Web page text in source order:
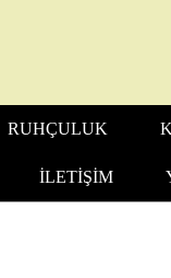
RUHÇULUK
İLETIŞIM